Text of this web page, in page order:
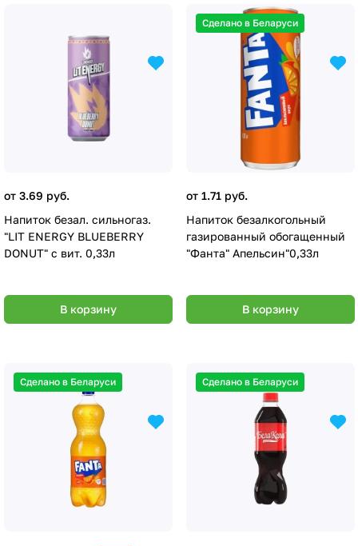
от 3.69 руб.
Напиток безал. сильногаз.
"LIT ENERGY BLUEBERRY
DONUT" с вит. 0,33л
В корзину
Сделано в Беларуси
от 1.71 руб.
Напиток безалкогольный
газированный обогащенный
"Фанта" Апельсин"0,33л
В корзину
Сделано в Беларуси Сделано в Беларуси